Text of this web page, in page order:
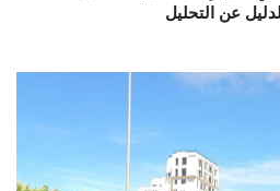
عن التحليل